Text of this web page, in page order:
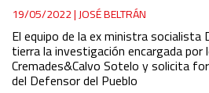
19/05/2022| JOSÉ BELTRÁN
El equipo de la ex ministra
tierra la investigación encargada por
Cremades&Calvo Sotelo y solicita
del Defensor del Pueblo